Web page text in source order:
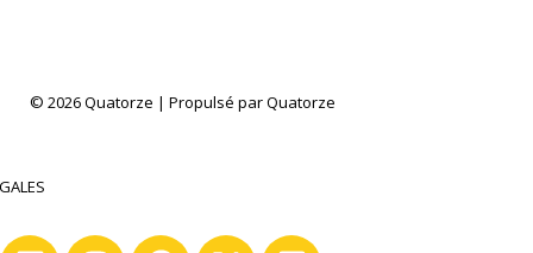
© 2026 Quatorze | Propulsé par Quatorze